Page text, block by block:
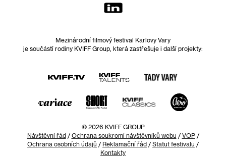
Mezinárodní filmový festival Karlovy Vary
je součástí rodiny KVIFF Group, která zastřešuje i další projekty:
© 2026 KVIFF GROUP
Návštěvní řád/ Ochrana soukromí návštěvníků webu / VOP/
Ochrana osobních údajů / Reklamační řád / Statut festivalu /
Kontakty